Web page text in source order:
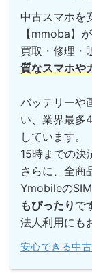
中古スマホを
【mmoba】
買取・修理・
質なスマホや
バッテリーや
い、業界最多
しています。
15時までの決
さらに、全商
YmobileのSIM
もぴったり で
法人利用にも
安心できる中